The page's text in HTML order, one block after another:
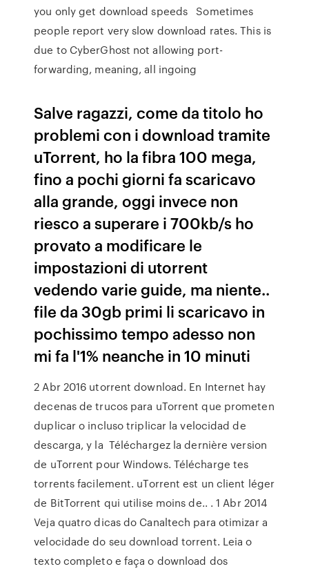
you only get download speeds Sometimes
people report very slow download rates. This is
due to CyberGhost not allowing port-
forwarding, meaning, all ingoing
Salve ragazzi, come da titolo ho
problemi con i download tramite
uTorrent, ho la fibra 100 mega,
fino a pochi giorni fa scaricavo
alla grande, oggi invece non
riesco a superare i 700kb/s ho
provato a modificare le
impostazioni di utorrent
vedendo varie guide, ma niente..
file da 30gb primi li scaricavo in
pochissimo tempo adesso non
mi fa l'1% neanche in 10 minuti
2 Abr 2016 utorrent download. En Internet hay
decenas de trucos para uTorrent que prometen
duplicar o incluso triplicar la velocidad de
descarga, y la Téléchargez la dernière version
de uTorrent pour Windows. Télécharge tes
torrents facilement. uTorrent est un client léger
de BitTorrent qui utilise moins de.. . 1 Abr 2014
Veja quatro dicas do Canaltech para otimizar a
velocidade do seu download torrent. Leia o
texto completo e faça o download dos